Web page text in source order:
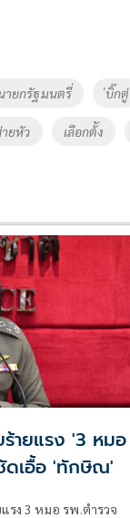
ายกรัฐมนตรี่ ่บิ๊กตู่
ยหัว เลือกต้ัง
ายแรง '3 หมอ
ดเอื้อ 'ทักษิณ'
รง 3 หมอ รพ.ตำรวจ